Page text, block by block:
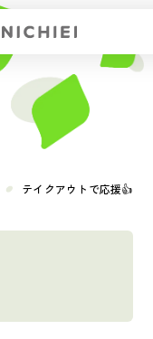
テイクアウトで応援👍